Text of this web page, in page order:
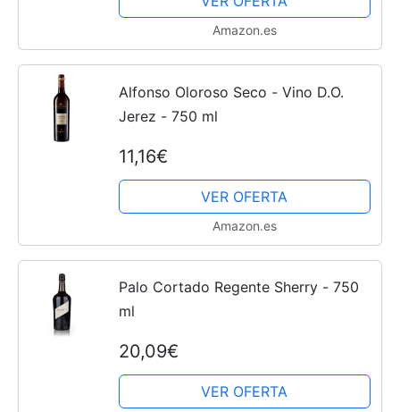
Amazon.es
Alfonso Oloroso Seco - Vino D.O.
Jerez - 750 ml
11,16€
VER OFERTA
Amazon.es
Palo Cortado Regente Sherry - 750
ml
20,09€
VER OFERTA